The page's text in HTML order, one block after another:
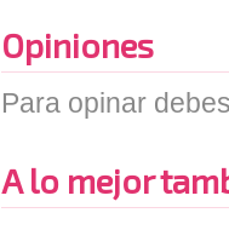
Opiniones
Para opinar
A lo mejor